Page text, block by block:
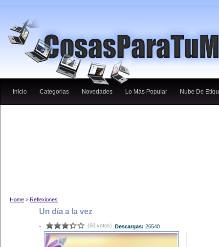
Inicio Categorías Novedades Lo Más Popular Nube De
Home > Reflexiones
Un día a la vez
- (60 votos) Descargas: 26540